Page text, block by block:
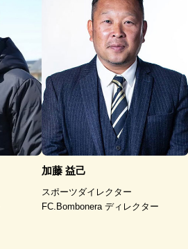
加藤 益己
スポーツダイレクター
FC.Bombonera ディレクター